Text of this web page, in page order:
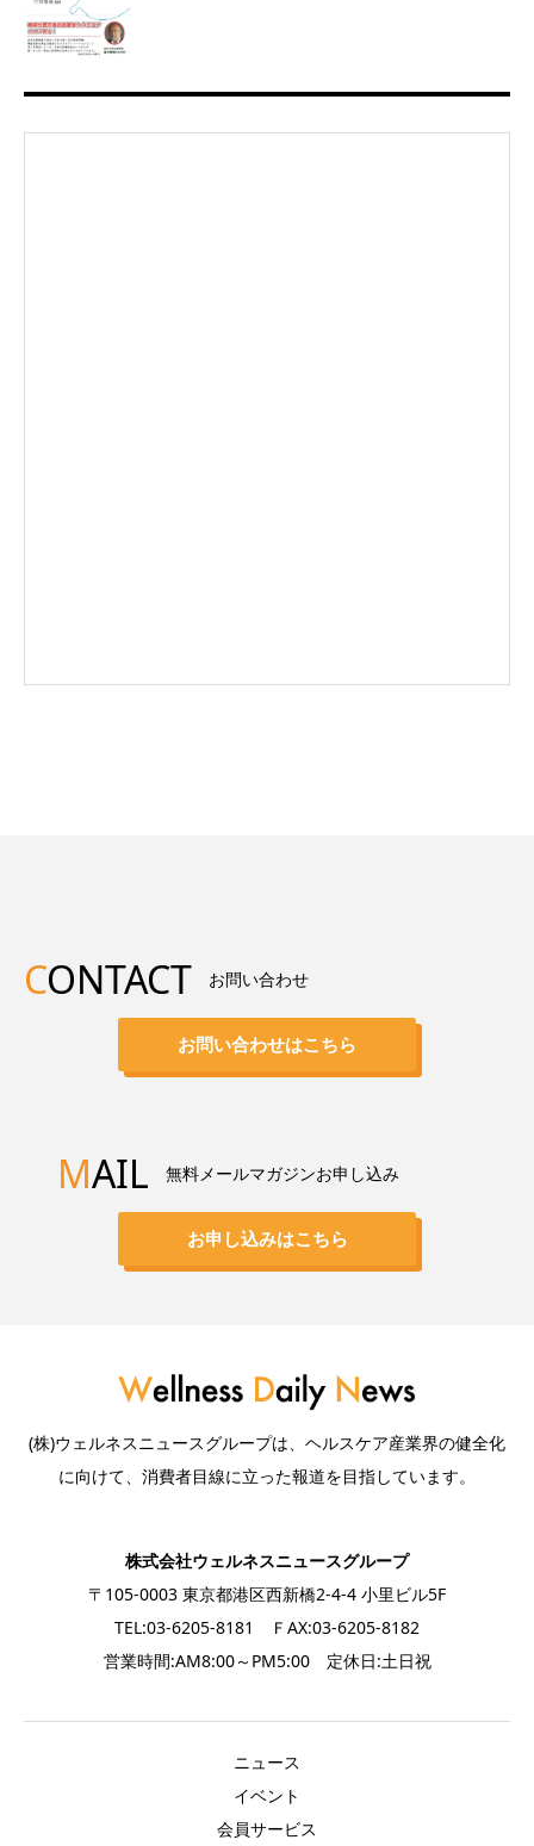
CONTACT お問い合わせ
お問い合わせはこちら
MAIL 無料メールマガジンお申し込み
お申し込みはこちら
(株)ウェルネスニュースグループは、ヘルスケア産業界の健全化
に向けて、消費者目線に立った報道を目指しています。
株式会社ウェルネスニュースグループ
〒105-0003 東京都港区西新橋2-4-4 小里ビル5F
TEL:03-6205-8181 ＦAX:03-6205-8182
営業時間:AM8:00～PM5:00 定休日:土日祝
ニュース
イベント
会員サービス